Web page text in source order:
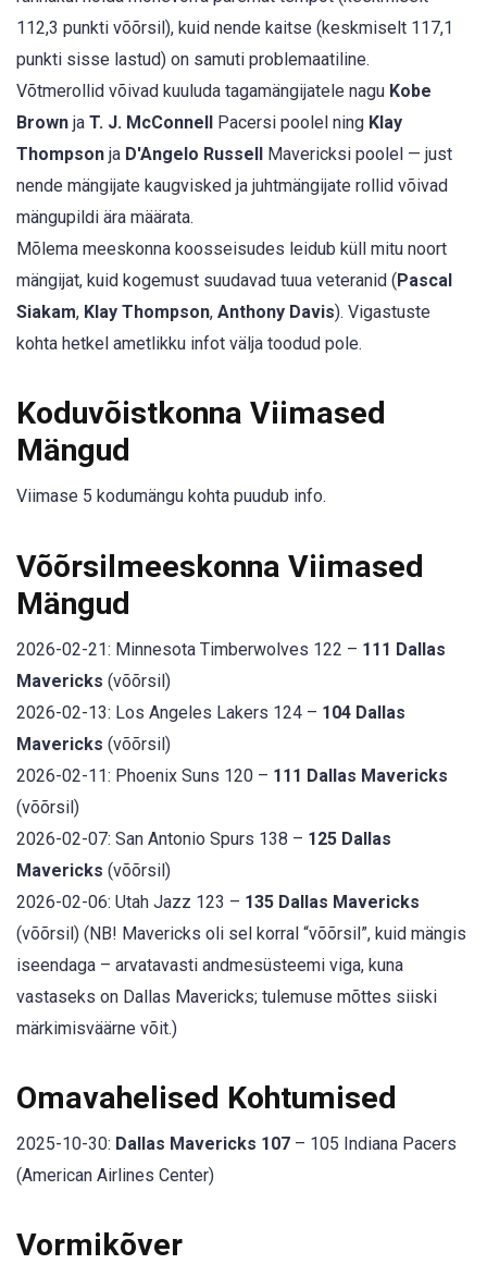
112,3 punkti võõrsil), kuid nende kaitse (keskmiselt 117,1
punkti sisse lastud) on samuti problemaatiline.
Võtmerollid võivad kuuluda tagamängijatele nagu Kobe
Brown ja T. J. McConnell Pacersi poolel ning Klay
Thompson ja D'Angelo Russell
Mavericksi poolel — just
nende mängijate kaugvisked ja juhtmängijate rollid võivad
mängupildi ära määrata.
Mõlema meeskonna koosseisudes leidub küll mitu noort
mängijat, kuid kogemust suudavad tuua veteranid ( Pascal
Siakam, Klay Thompson, Anthony Davis). Vigastuste
kohta hetkel ametlikku infot välja toodud pole.
Koduvõistkonna Viimased
Mängud
Viimase 5 kodumängu kohta puudub info.
Võõrsilmeeskonna Viimased
Mängud
2026-02-21: Minnesota Timberwolves 122 – 111 Dallas
Mavericks (võõrsil)
2026-02-13: Los Angeles Lakers 124 – 104 Dallas
Mavericks (võõrsil)
2026-02-11: Phoenix Suns 120 – 111 Dallas Mavericks
(võõrsil)
2026-02-07: San Antonio Spurs 138 – 125 Dallas
Mavericks (võõrsil)
2026-02-06: Utah Jazz 123 – 135 Dallas Mavericks
(võõrsil) (NB! Mavericks oli sel korral “võõrsil”, kuid mängis
iseendaga – arvatavasti andmesüsteemi viga, kuna
vastaseks on Dallas Mavericks; tulemuse mõttes siiski
märkimisväärne võit.)
Omavahelised Kohtumised
2025-10-30: Dallas Mavericks 107 – 105 Indiana Pacers
(American Airlines Center)
Vormikõver